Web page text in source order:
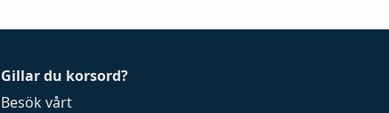
Gillar du korsord?
Besök vårt